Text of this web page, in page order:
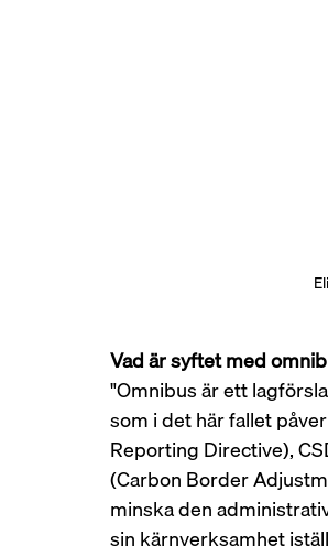
Vad är syftet med
"Omnibus är ett
som i det här fallet
Reporting Directive),
(Carbon Border
minska den
sin kärnverksamhet